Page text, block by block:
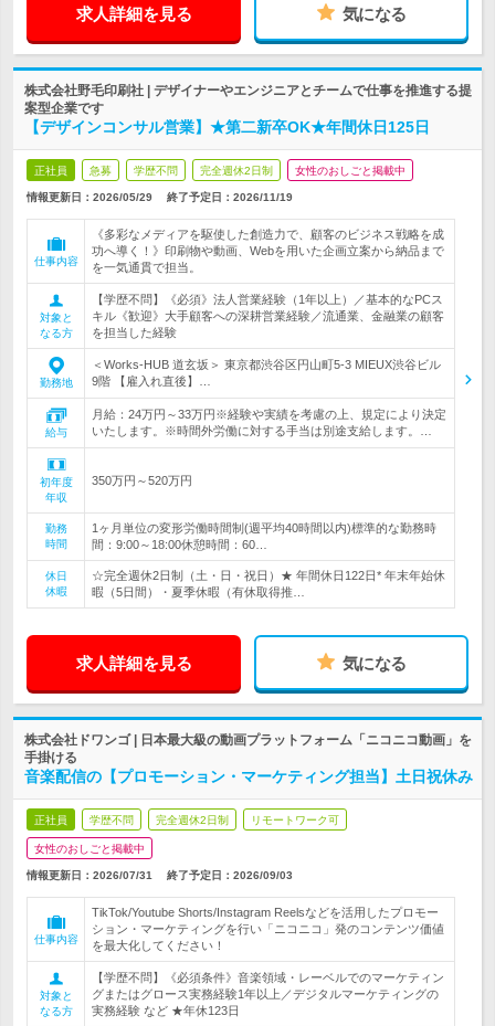
求人詳細を見る 気になる
株式会社野毛印刷社 | デザイナーやエンジニアとチームで仕事を推進する提
案型企業です
【デザインコンサル営業】★第二新卒OK★年間休日125日
正社員 急募 学歴不問 完全週休2日制 女性のおしごと掲載中
情報更新日：2026/05/29 終了予定日： 2026/11/19
仕事内容
《多彩なメディアを駆使した創造力で、顧客のビジネス戦略を成
功へ導く！》印刷物や動画、Webを用いた企画立案から納品まで
を一気通貫で担当。
対象と
なる方
【学歴不問】《必須》法人営業経験（1年以上）／基本的なPCス
キル《歓迎》大手顧客への深耕営業経験／流通業、金融業の顧客
を担当した経験
勤務地
＜Works-HUB 道玄坂＞ 東京都渋谷区円山町5-3 MIEUX渋谷ビル
9階 【雇入れ直後】…
給与
月給：24万円～33万円※経験や実績を考慮の上、規定により決定
いたします。※時間外労働に対する手当は別途支給します。…
初年度
年収
350万円～520万円
勤務
時間
1ヶ月単位の変形労働時間制(週平均40時間以内)標準的な勤務時
間：9:00～18:00休憩時間：60…
休日
休暇
☆完全週休2日制（土・日・祝日）★ 年間休日122日* 年末年始休
暇（5日間）・夏季休暇（有休取得推…
求人詳細を見る 気になる
株式会社ドワンゴ | 日本最大級の動画プラットフォーム「ニコニコ動画」を
手掛ける
音楽配信の【プロモーション・マーケティング担当】土日祝休み
正社員 学歴不問 完全週休2日制 リモートワーク可
女性のおしごと掲載中
情報更新日：2026/07/31 終了予定日： 2026/09/03
仕事内容
TikTok/Youtube Shorts/Instagram Reelsなどを活用したプロモー
ション・マーケティングを行い「ニコニコ」発のコンテンツ価値
を最大化してください！
対象と
なる方
【学歴不問】《必須条件》音楽領域・レーベルでのマーケティン
グまたはグロース実務経験1年以上／デジタルマーケティングの
実務経験 など ★年休123日